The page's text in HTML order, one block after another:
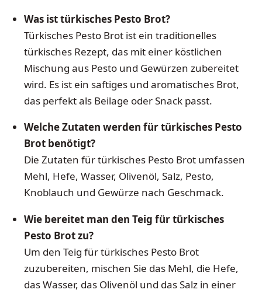
Was ist türkisches Pesto Brot?
Türkisches Pesto Brot ist ein traditionelles
türkisches Rezept, das mit einer köstlichen
Mischung aus Pesto und Gewürzen zubereitet
wird. Es ist ein saftiges und aromatisches Brot,
das perfekt als Beilage oder Snack passt.
Welche Zutaten werden für türkisches Pesto
Brot benötigt?
Die Zutaten für türkisches Pesto Brot umfassen
Mehl, Hefe, Wasser, Olivenöl, Salz, Pesto,
Knoblauch und Gewürze nach Geschmack.
Wie bereitet man den Teig für türkisches
Pesto Brot zu?
Um den Teig für türkisches Pesto Brot
zuzubereiten, mischen Sie das Mehl, die Hefe,
das Wasser, das Olivenöl und das Salz in einer